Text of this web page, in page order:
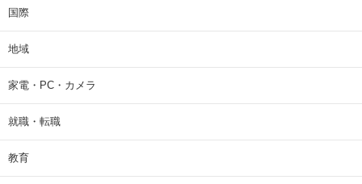
国際
地域
家電・PC・カメラ
就職・転職
教育